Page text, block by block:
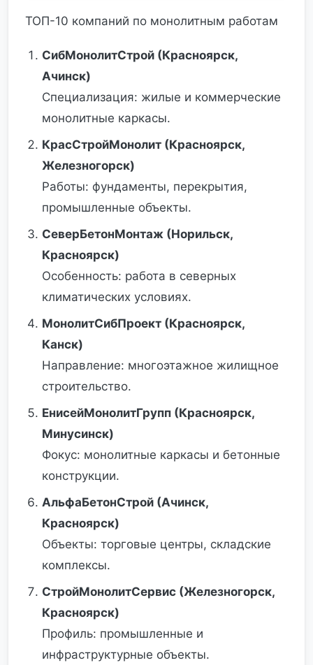
ТОП-10 компаний по монолитным работам
СибМонолитСтрой (Красноярск,
Ачинск)
Специализация: жилые и коммерческие
монолитные каркасы.
КрасСтройМонолит (Красноярск,
Железногорск)
Работы: фундаменты, перекрытия,
промышленные объекты.
СеверБетонМонтаж (Норильск,
Красноярск)
Особенность: работа в северных
климатических условиях.
МонолитСибПроект (Красноярск,
Канск)
Направление: многоэтажное жилищное
строительство.
ЕнисейМонолитГрупп (Красноярск,
Минусинск)
Фокус: монолитные каркасы и бетонные
конструкции.
АльфаБетонСтрой (Ачинск,
Красноярск)
Объекты: торговые центры, складские
комплексы.
СтройМонолитСервис (Железногорск,
Красноярск)
Профиль: промышленные и
инфраструктурные объекты.